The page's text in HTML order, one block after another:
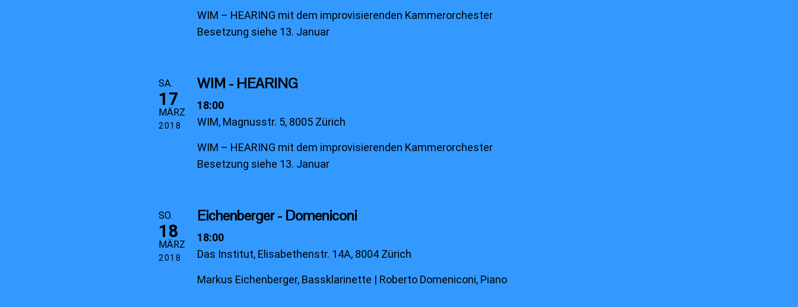
WIM – HEARING mit dem improvisierenden Kammerorchester
Besetzung siehe 13. Januar
SA.
17
MÄRZ
2018
WIM - HEARING
18:00
WIM, Magnusstr. 5, 8005 Zürich
WIM – HEARING mit dem improvisierenden Kammerorchester
Besetzung siehe 13. Januar
SO.
18
MÄRZ
2018
Eichenberger - Domeniconi
18:00
Das Institut, Elisabethenstr. 14A, 8004 Zürich
Markus Eichenberger, Bassklarinette | Roberto Domeniconi, Piano